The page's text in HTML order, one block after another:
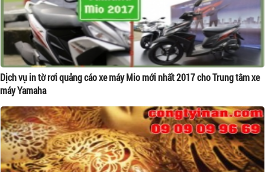
Dịch vụ in tờ rơi quảng cáo xe máy Mio mới nhất 2017 cho Trung tâm xe
máy Yamaha